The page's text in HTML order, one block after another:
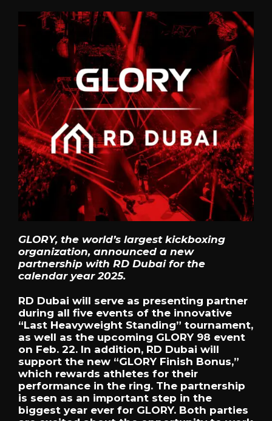
GLORY, the world’s largest kickboxing
organization, announced a new
partnership with RD Dubai for the
calendar year 2025.
RD Dubai will serve as presenting partner
during all five events of the innovative
“Last Heavyweight Standing” tournament,
as well as the upcoming GLORY 98 event
on Feb. 22. In addition, RD Dubai will
support the new “GLORY Finish Bonus,”
which rewards athletes for their
performance in the ring. The partnership
is seen as an important step in the
biggest year ever for GLORY. Both parties